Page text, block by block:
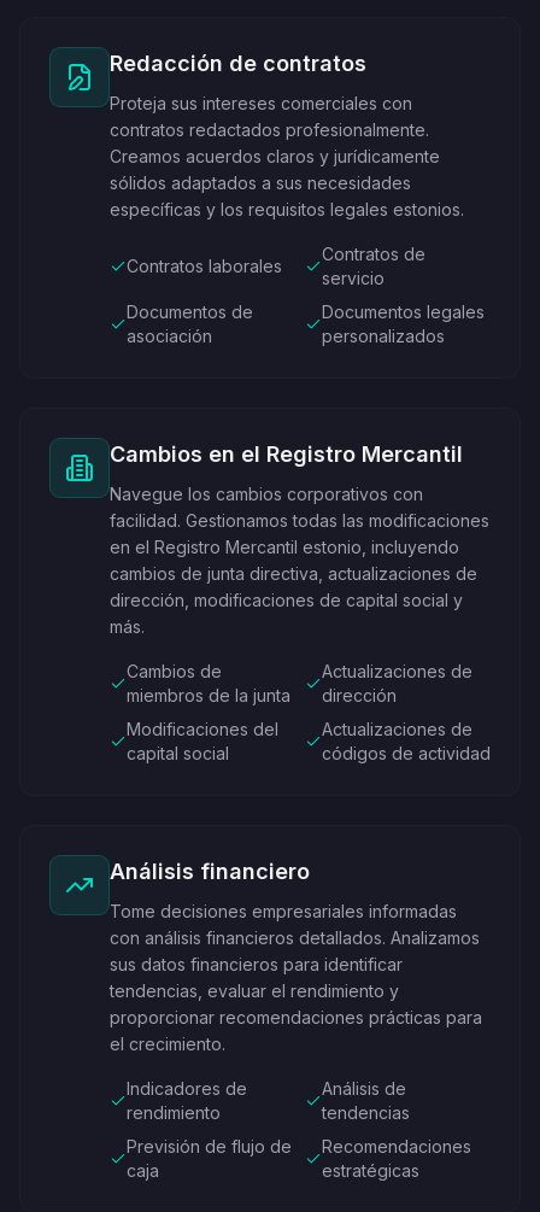
Redacción de contratos
Proteja sus intereses comerciales con
contratos redactados profesionalmente.
Creamos acuerdos claros y jurídicamente
sólidos adaptados a sus necesidades
específicas y los requisitos legales estonios.
Contratos laborales
Contratos de
servicio
Documentos de
asociación
Documentos legales
personalizados
Cambios en el Registro Mercantil
Navegue los cambios corporativos con
facilidad. Gestionamos todas las modificaciones
en el Registro Mercantil estonio, incluyendo
cambios de junta directiva, actualizaciones de
dirección, modificaciones de capital social y
más.
Cambios de
miembros de la junta
Actualizaciones de
dirección
Modificaciones del
capital social
Actualizaciones de
códigos de actividad
Análisis financiero
Tome decisiones empresariales informadas
con análisis financieros detallados. Analizamos
sus datos financieros para identificar
tendencias, evaluar el rendimiento y
proporcionar recomendaciones prácticas para
el crecimiento.
Indicadores de
rendimiento
Análisis de
tendencias
Previsión de flujo de
caja
Recomendaciones
estratégicas